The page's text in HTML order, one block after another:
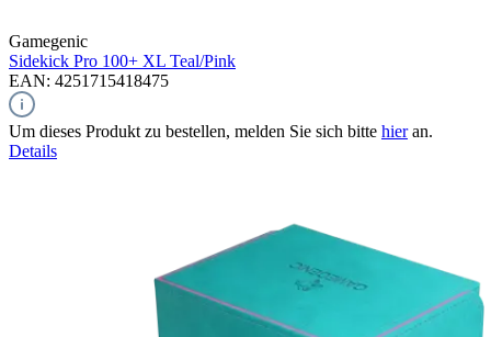
Gamegenic
Sidekick Pro 100+ XL Teal/Pink
EAN: 4251715418475
Um dieses Produkt zu bestellen, melden Sie sich bitte hieran.
Details